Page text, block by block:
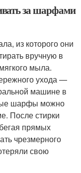
за шарфами
из которого они
вручную в
мыла.
ухода —
машине в
шарфы можно
После стирки
прямых
чрезмерного
свою